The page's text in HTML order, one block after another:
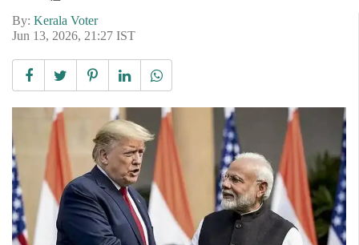
By: Kerala Voter
Jun 13, 2026, 21:27 IST